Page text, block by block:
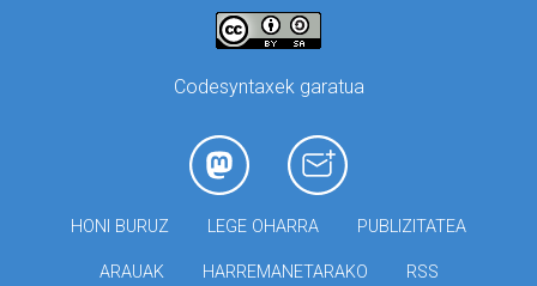
Codesyntaxek garatua
HONI BURUZ LEGE OHARRA PUBLIZITATEA
ARAUAK HARREMANETARAKO RSS